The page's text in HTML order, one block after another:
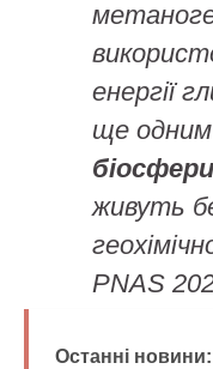
енергії
ще одним
біосфери
живуть
PNAS
Останні новини: